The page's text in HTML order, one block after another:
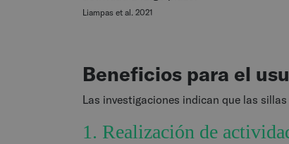
Liampas et al. 2021
Beneficios para el
Las investigaciones indican que las
1. Realización de